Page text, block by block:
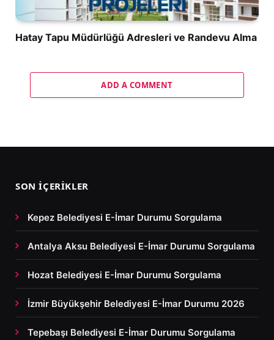
Hatay Tapu Müdürlüğü Adresleri ve Randevu Alma
ADD A COMMENT
SON İÇERIKLER
Kepez Belediyesi E-İmar Durumu Sorgulama
Antalya Aksu Belediyesi E-İmar Durumu Sorgulama
Hozat Belediyesi E-İmar Durumu Sorgulama
İzmir Büyükşehir Belediyesi E-İmar Durumu 2026
Tepebaşı Belediyesi E-İmar Durumu Sorgulama